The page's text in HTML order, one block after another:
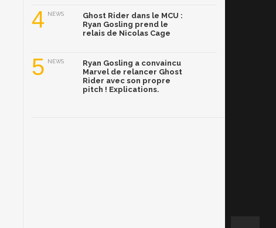
4 NEWS
Ghost Rider dans le MCU :
Ryan Gosling prend le
relais de Nicolas Cage
5 NEWS
Ryan Gosling a convaincu
Marvel de relancer Ghost
Rider avec son propre
pitch ! Explications.